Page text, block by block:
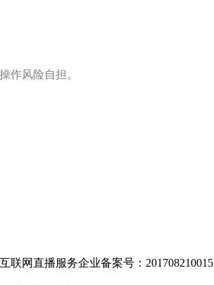
作风险自担。
互联网直播服务企业备案号：201708210015